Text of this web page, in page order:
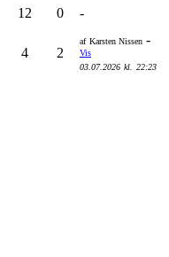
12 0
-
4 2
af Karsten Nissen -
Vis
03.07.2026 kl. 22:23